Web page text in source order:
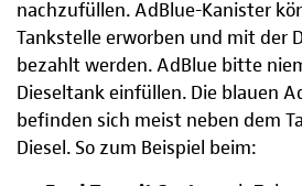
nachzufüllen. AdBlue-Kanister
Tankstelle erworben und mit der
bezahlt werden. AdBlue bitte
Dieseltank einfüllen. Die blauen
befinden sich meist neben dem
Diesel. So zum Beispiel beim: